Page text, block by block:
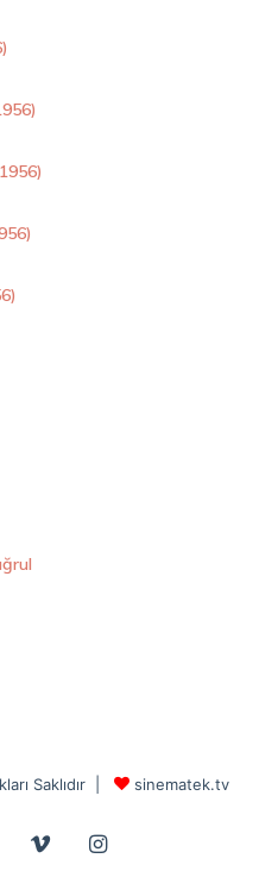
Saklıdır | sinematek.tv
Twitter VimeoInstagram